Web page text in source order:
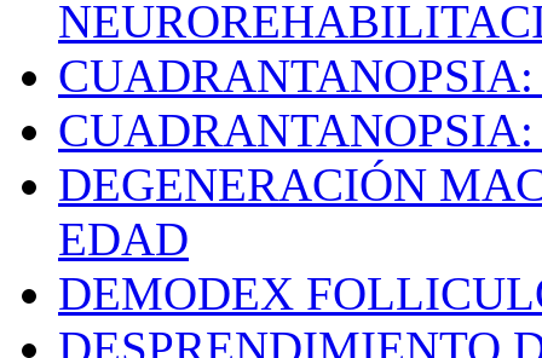
DEGENERACIÓN
EDAD
DEMODEX
DESPRENDIMIENTO